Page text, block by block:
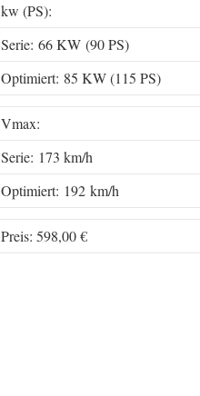
kw (PS):
Serie: 66 KW (90 PS)
Optimiert: 85 KW (115 PS)
Vmax:
Serie: 173 km/h
Optimiert: 192 km/h
Preis: 598,00 €